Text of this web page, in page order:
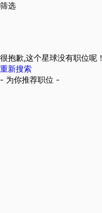
筛选
很抱歉,这个星球没有职位呢！
重新搜索
- 为你推荐职位 -